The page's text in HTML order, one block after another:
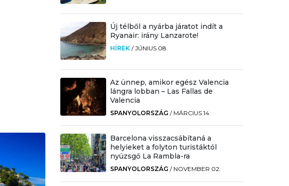
Új télből a nyárba járatot indít a
Ryanair: irány Lanzarote!
HÍREK /JÚNIUS 08.
Az ünnep, amikor egész Valencia
lángra lobban – Las Fallas de
Valencia
SPANYOLORSZÁG / MÁRCIUS 14.
Barcelona visszacsábítaná a
helyieket a folyton turistáktól
nyüzsgő La Rambla-ra
SPANYOLORSZÁG / NOVEMBER 02.